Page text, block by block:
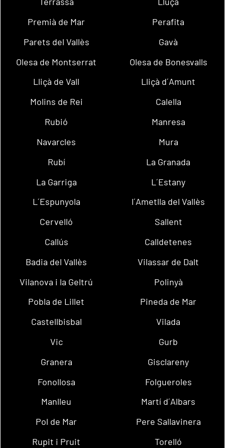
Premià de Mar
Perafita
Parets del Vallès
Gavà
Olesa de Montserrat
Olesa de Bonesvalls
Lliçà de Vall
Lliçà d´Amunt
Molins de Rei
Calella
Rubió
Manresa
Navarcles
Mura
Rubí
La Granada
La Garriga
L´Estany
L´Espunyola
l´Ametlla del Vallès
Cervelló
Sallent
Callús
Calldetenes
Badia del Vallès
Vilassar de Dalt
Vilanova i la Geltrú
Polinyà
Pobla de Lillet
Pineda de Mar
Castellbisbal
Vilada
Vic
Gurb
Granera
Gisclareny
Fonollosa
Folgueroles
Manlleu
Martí d´Albars
Pol de Mar
Pere Sallavinera
Rupit i Pruit
Torelló